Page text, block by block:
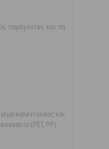
παράγοντες και τη
καλέντουλας και
(PET, PP).